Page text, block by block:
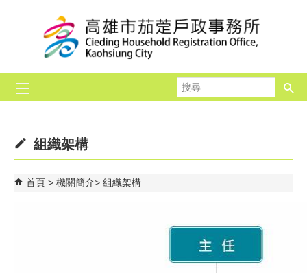
尋
組織架構
首頁 機關簡介 組織架構